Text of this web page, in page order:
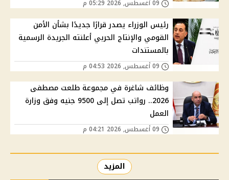
رئيس الوزراء يصدر قرارًا جديدًا بشأن الأمن
القومي والإنتاج الحربي أعلنته الجريدة الرسمية
بالمستندات
وظائف شاغرة في مجموعة طلعت مصطفى
2026.. رواتب تصل إلى 9500 جنيه وفق وزارة
العمل
المزيد